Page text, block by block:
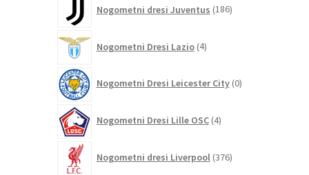
Nogometni dresi Juventus 186izdelkov
Nogometni Dresi Lazio 4izdelki
Nogometni Dresi Leicester City 0izdelkov
Nogometni Dresi Lille OSC 4izdelki
Nogometni dresi Liverpool 376izdelkov